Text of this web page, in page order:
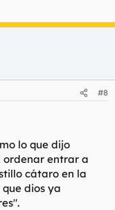
#8
lo que dijo
ordenar entrar a
cátaro en la
dios ya